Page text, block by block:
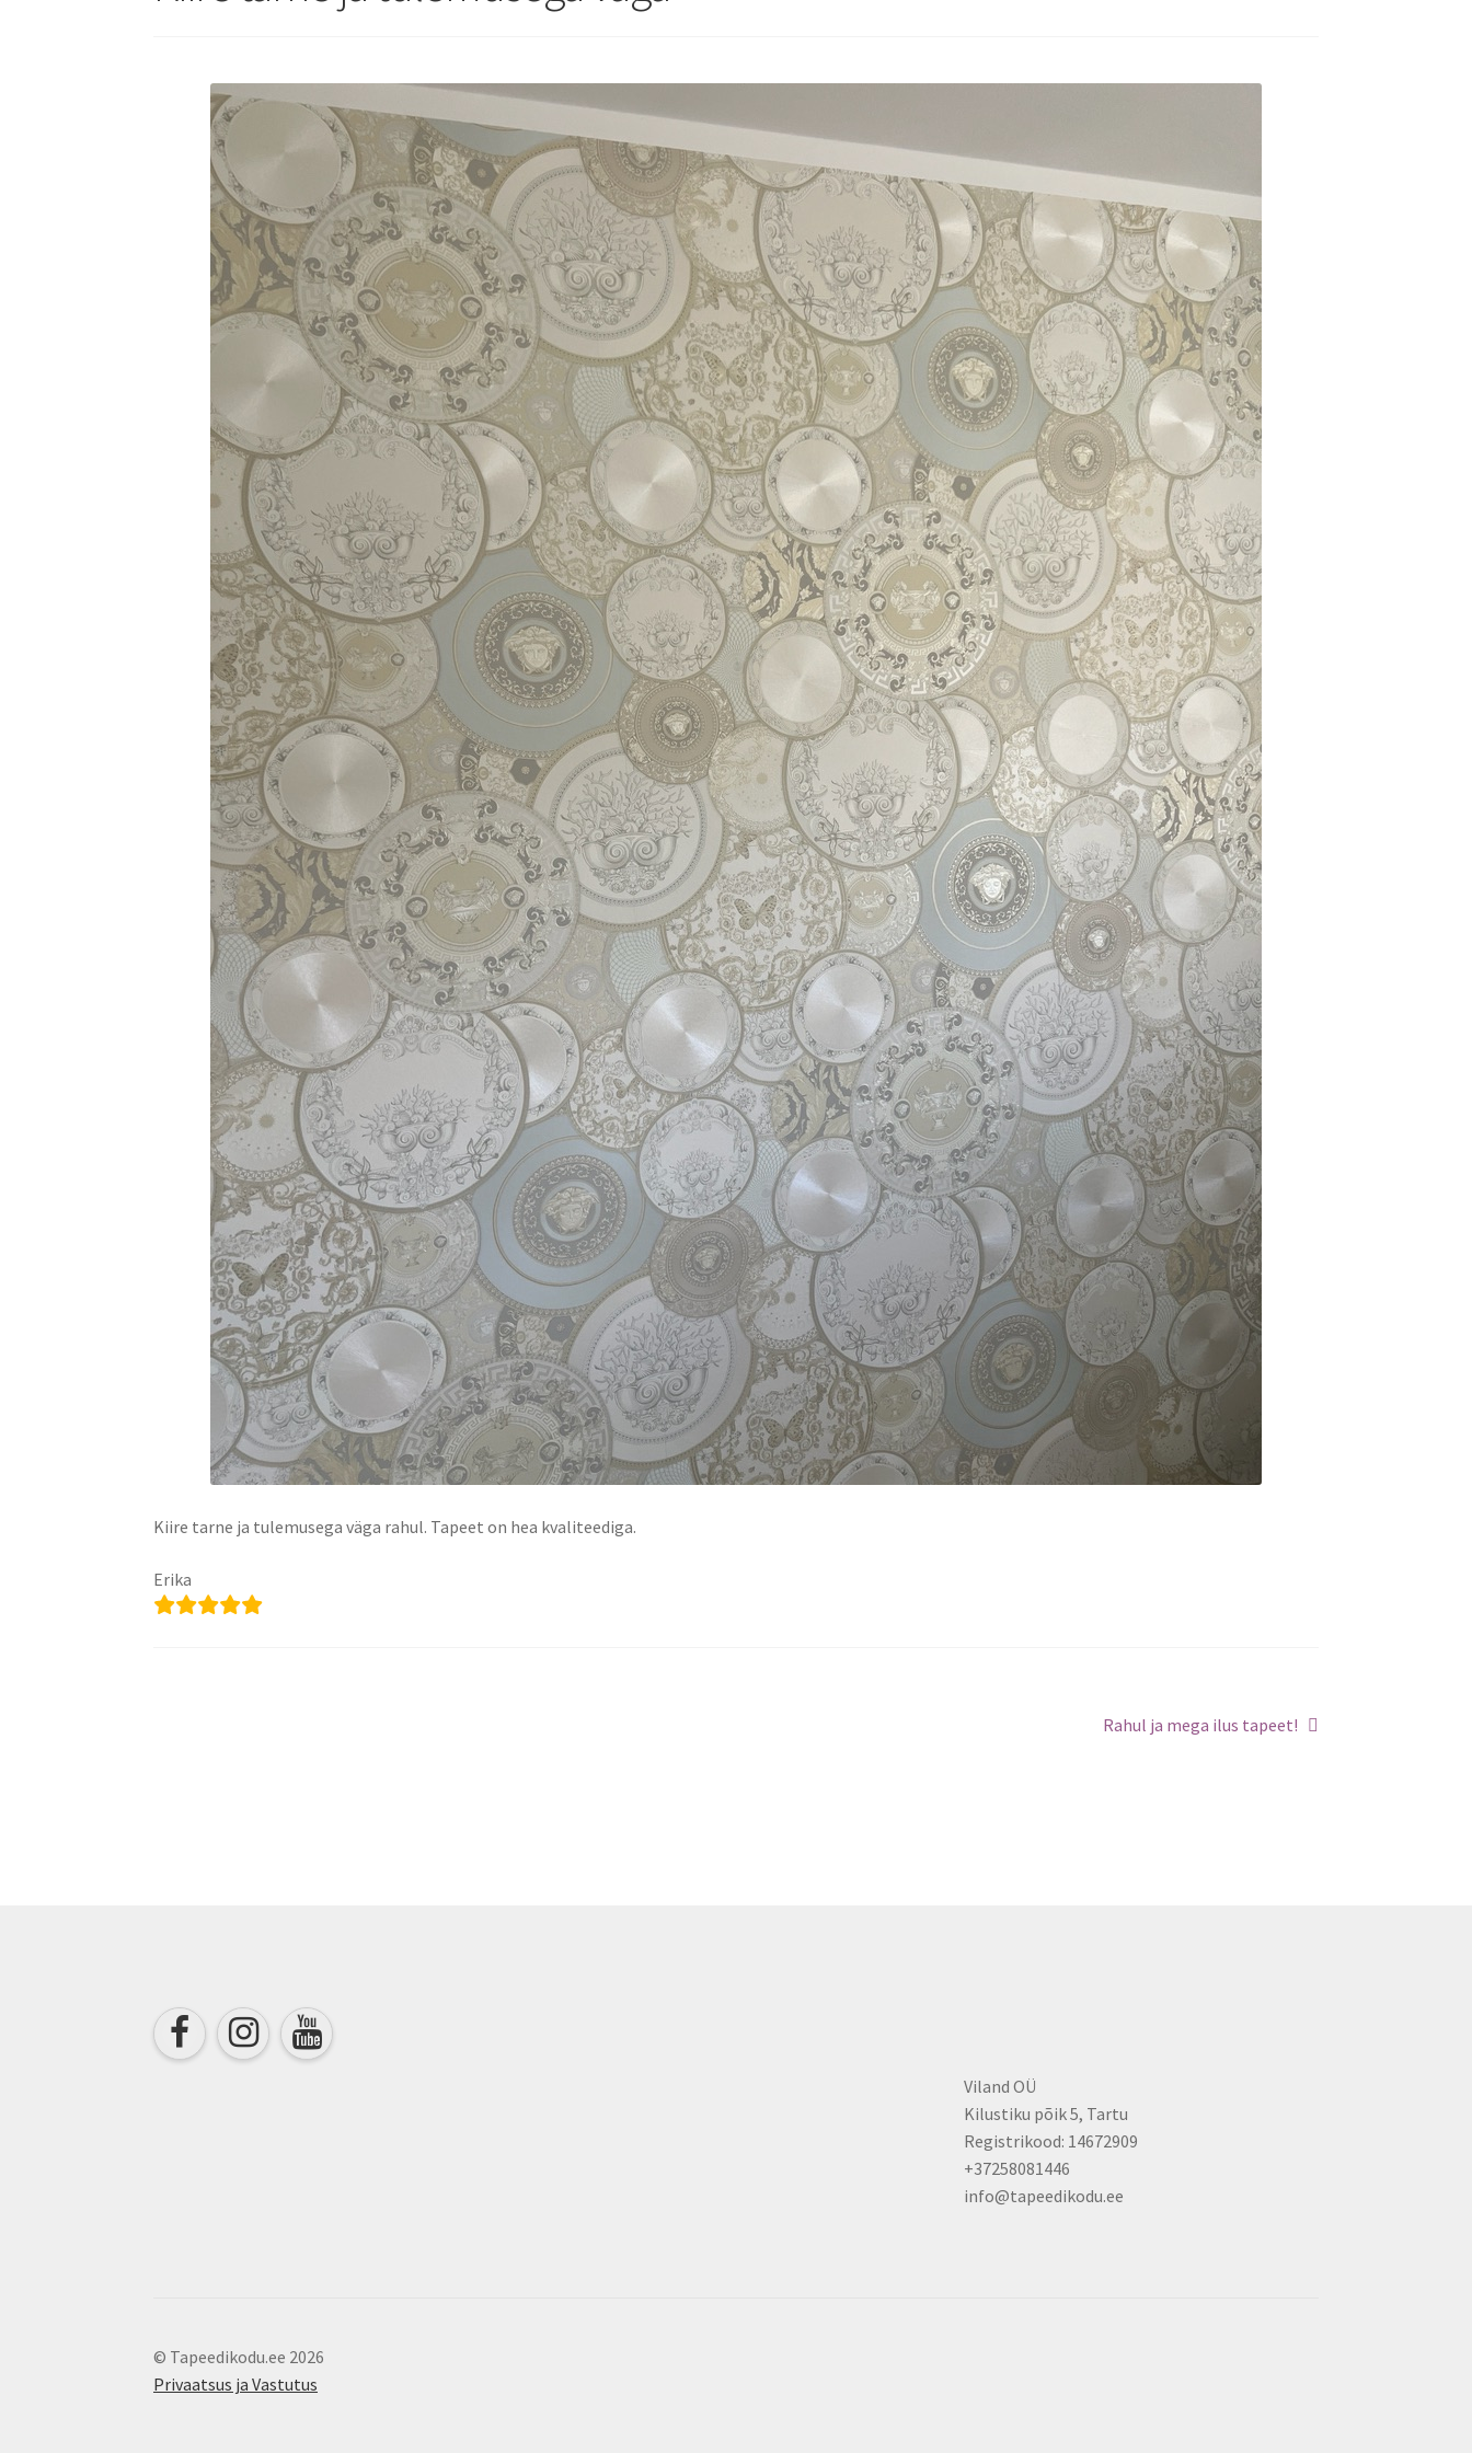
Kiire tarne ja tulemusega väga rahul. Tapeet on hea kvaliteediga.
Erika
Next
Rahul ja mega ilus tapeet!
Viland OÜ
Kilustiku põik 5, Tartu
Registrikood: 14672909
+37258081446
info@tapeedikodu.ee
© Tapeedikodu.ee 2026
Privaatsus ja Vastutus